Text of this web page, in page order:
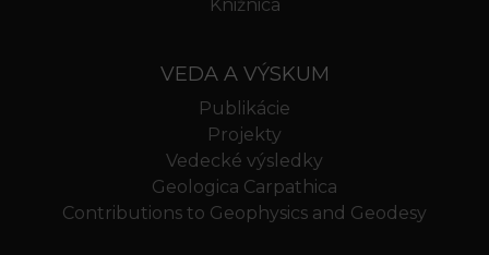
Knižnica
VEDA A VÝSKUM
Publikácie
Projekty
Vedecké výsledky
Geologica Carpathica
Contributions to Geophysics and Geodesy